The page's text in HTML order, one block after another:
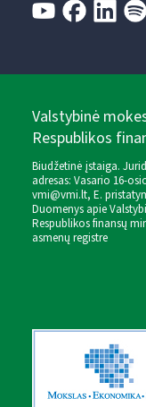
Valstybinė
Respublikos
Biudžetinė įstaiga.
adresas: Vasario 16-
vmi@vmi.lt, E.
Duomenys apie
Respublikos finansų
asmenų registre